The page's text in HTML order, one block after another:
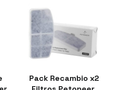
Pack Recambio x2